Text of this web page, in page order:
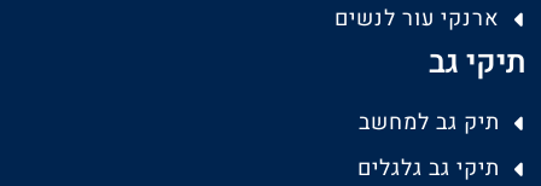
ארנקי עור לנשים
תיקי גב
תיק גב למחשב
תיקי גב גלגלים